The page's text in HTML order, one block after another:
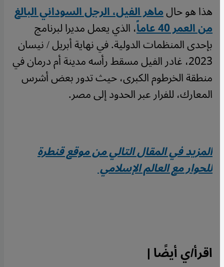
هذا هو حالماهر الفيل، الرجل السوداني البالغ
من العمر 40 عاماً ، الذي يعمل مديرا لبرنامج
بإحدى المنظمات الدولية. في نهاية أبريل / نيسان
2023، غادر الفيل مسقط رأسه مدينة أم درمان في
منطقة الخرطوم الكبرى، حيث تدور بعض أشرس
المعارك، للفرار عبر الحدود إلى مصر.
المزيد في المقال التالي من موقع قنطرة
للحوار مع العالم الإسلامي
اقرأ/ي أيضًا |